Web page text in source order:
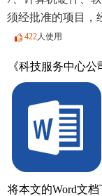
须经批准的项目，
422人使用
《科技服务中心
将本文的Word文